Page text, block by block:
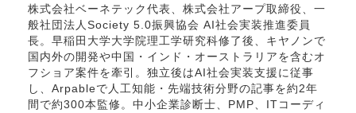
株式会社ベーネテック代表、株式会社アープ取締役、一
般社団法人Society 5.0振興協会 AI社会実装推進委員
長。早稲田大学大学院理工学研究科修了後、キヤノンで
国内外の開発や中国・インド・オーストラリアを含むオ
フショア案件を牽引。独立後はAI社会実装支援に従事
し、Arpableで人工知能・先端技術分野の記事を約2年
間で約300本監修。中小企業診断士、PMP、ITコーディ